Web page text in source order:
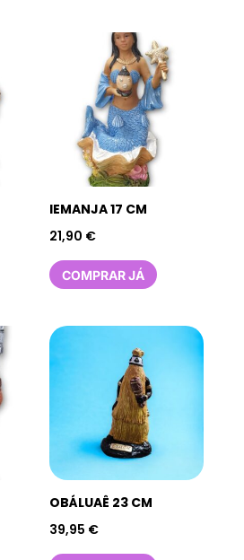
IEMANJA 17 CM
21,90 €
COMPRAR JÁ
OBÁLUAÊ 23 CM
39,95 €